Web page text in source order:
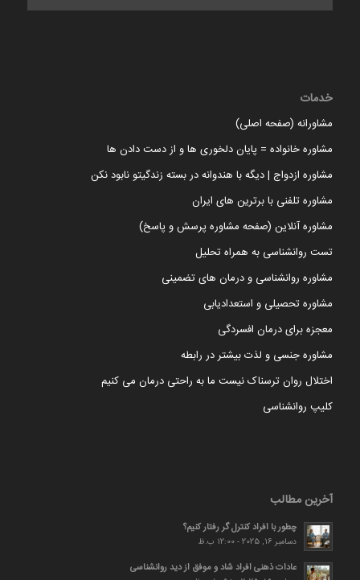
خدمات
مشاورانه (صفحه اصلی)
مشاوره خانواده = پایان دلخوری ها و از دست دادن ها
مشاوره ازدواج | دیگه با هندوانه در بسته زندگیتو نابود نکن
مشاوره تلفنی با برترین های ایران
مشاوره آنلاین (صفحه مشاوره پرسش و پاسخ)
تست روانشناسی به همراه تحلیل
مشاوره روانشناسی و درمان های تضمینی
مشاوره تحصیلی و استعدادیابی
معجزه برای درمان افسردگی
مشاوره جنسی و لذت بیشتر در رابطه
اختلال روان ترسناک نیست ما به راحتی درمان می کنیم
کلیپ روانشناسی
آخرین مطالب
چطور با افراد کنترل گر رفتار کنیم؟
دسامبر 16, 2025 - 12:00 ب.ظ
عادات ذهنی افراد شاد و موفق از دید روانشناسی